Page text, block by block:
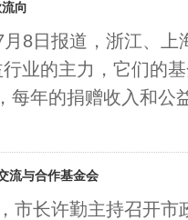
向
8日报道，浙江、上
业的主力，它们的
每年的捐赠收入和
流与合作基金会
长许勤主持召开市